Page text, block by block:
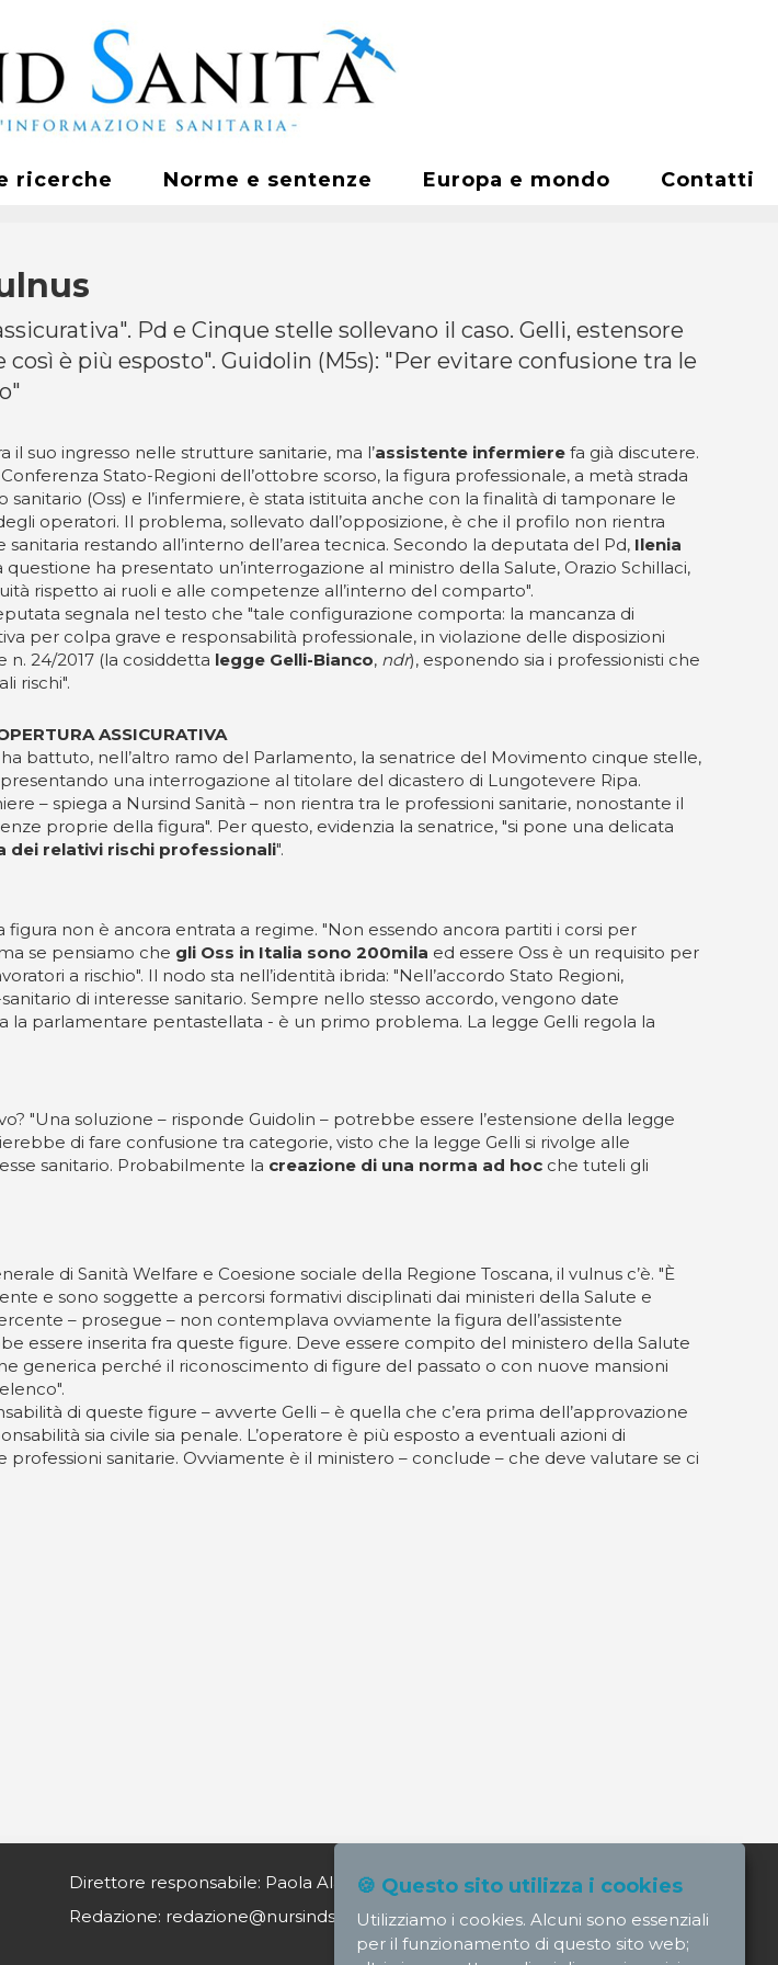
ricerche Norme e sentenze Europa e mondo Contatti
Pd e Cinque stelle sollevano il caso. Gelli, estensore
è più esposto". Guidolin (M5s): "Per evitare confusione tra le
il suo ingresso nelle strutture sanitarie, ma l’assistente infermiere fa già discutere.
Stato-Regioni dell’ottobre scorso, la figura professionale, a metà strada
sanitario (Oss) e l’infermiere, è stata istituita anche con la finalità di tamponare le
operatori. Il problema, sollevato dall’opposizione, è che il profilo non rientra
sanitaria restando all’interno dell’area tecnica. Secondo la deputata del Pd, Ilenia
questione ha presentato un’interrogazione al ministro della Salute, Orazio Schillaci,
rispetto ai ruoli e alle competenze all’interno del comparto".
segnala nel testo che "tale configurazione comporta: la mancanza di
per colpa grave e responsabilità professionale, in violazione delle disposizioni
n. 24/2017 (la cosiddetta legge Gelli-Bianco, ndr), esponendo sia i professionisti che
rischi".
ASSICURATIVA
battuto, nell’altro ramo del Parlamento, la senatrice del Movimento cinque stelle,
presentando una interrogazione al titolare del dicastero di Lungotevere Ripa.
– spiega a Nursind Sanità – non rientra tra le professioni sanitarie, nonostante il
proprie della figura". Per questo, evidenzia la senatrice, "si pone una delicata
dei relativi rischi professionali".
non è ancora entrata a regime. "Non essendo ancora partiti i corsi per
se pensiamo che gli Oss in Italia sono 200mila ed essere Oss è un requisito per
a rischio". Il nodo sta nell’identità ibrida: "Nell’accordo Stato Regioni,
di interesse sanitario. Sempre nello stesso accordo, vengono date
la parlamentare pentastellata - è un primo problema. La legge Gelli regola la
"Una soluzione – risponde Guidolin – potrebbe essere l’estensione della legge
di fare confusione tra categorie, visto che la legge Gelli si rivolge alle
sanitario. Probabilmente la creazione di una norma ad hoc che tuteli gli
di Sanità Welfare e Coesione sociale della Regione Toscana, il vulnus c’è. "È
e sono soggette a percorsi formativi disciplinati dai ministeri della Salute e
– prosegue – non contemplava ovviamente la figura dell’assistente
essere inserita fra queste figure. Deve essere compito del ministero della Salute
perché il riconoscimento di figure del passato o con nuove mansioni
di queste figure – avverte Gelli – è quella che c’era prima dell’approvazione
sia civile sia penale. L’operatore è più esposto a eventuali azioni di
sanitarie. Ovviamente è il ministero – conclude – che deve valutare se ci
Direttore responsabile: Paola Alagia direttore@nursindsanita.it
Redazione: redazione@nursindsanita.it
🍪 Questo sito utilizza i cookies
Utilizziamo i cookies. Alcuni sono essenziali
per il funzionamento di questo sito web;